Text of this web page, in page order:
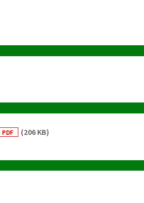
PDF (206 KB)